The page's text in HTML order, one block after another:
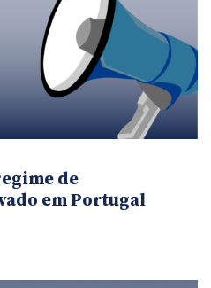
de
em Portugal